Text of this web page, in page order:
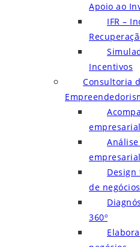
Apoio ao
IFR –
Incentivos
Consultoria
empresarial
de
360º